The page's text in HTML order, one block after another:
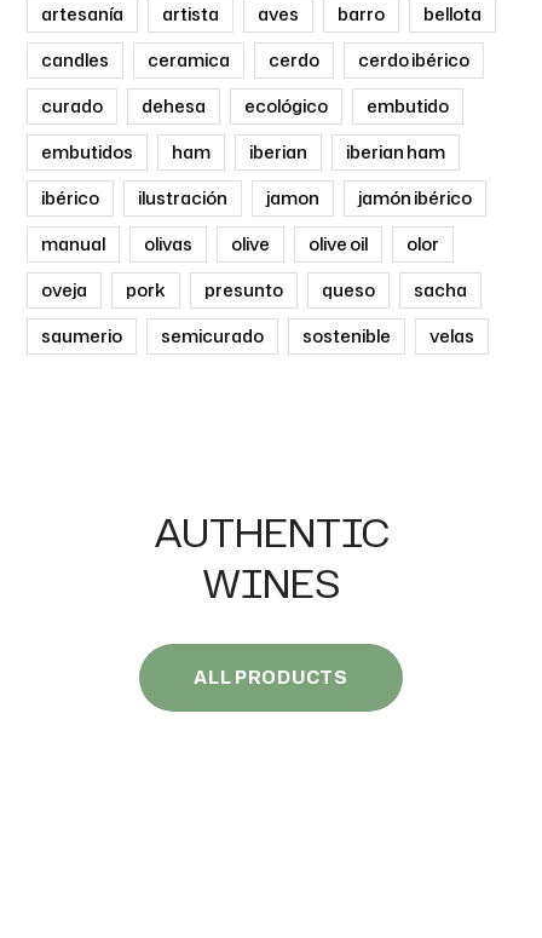
artesanía
artista aves barro
bellota
candles
ceramica cerdo
cerdo ibérico
curado
dehesa ecológico
embutido
embutidos
ham iberian
iberian ham
ibérico
ilustración jamon
jamón ibérico
manual
olivas olive olive oil
olor
oveja
pork presunto queso
sacha
saumerio
semicurado sostenible velas
AUTHENTIC
WINES
ALL PRODUCTS